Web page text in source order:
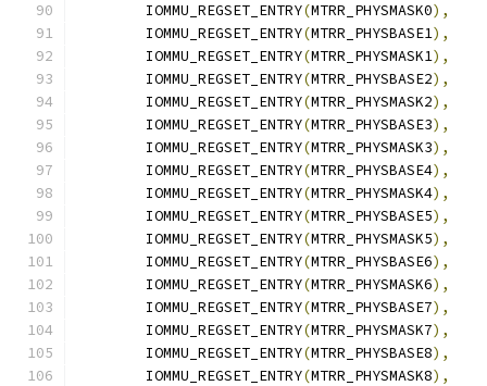
	IOMMU_REGSET_ENTRY
(MTRR_PHYSMASK0),
	IOMMU_REGSET_ENTRY
(MTRR_PHYSBASE1),
	IOMMU_REGSET_ENTRY
(MTRR_PHYSMASK1),
	IOMMU_REGSET_ENTRY
(MTRR_PHYSBASE2),
	IOMMU_REGSET_ENTRY
(MTRR_PHYSMASK2),
	IOMMU_REGSET_ENTRY
(MTRR_PHYSBASE3),
	IOMMU_REGSET_ENTRY
(MTRR_PHYSMASK3),
	IOMMU_REGSET_ENTRY
(MTRR_PHYSBASE4),
	IOMMU_REGSET_ENTRY
(MTRR_PHYSMASK4),
	IOMMU_REGSET_ENTRY
(MTRR_PHYSBASE5),
	IOMMU_REGSET_ENTRY
(MTRR_PHYSMASK5),
	IOMMU_REGSET_ENTRY
(MTRR_PHYSBASE6),
	IOMMU_REGSET_ENTRY
(MTRR_PHYSMASK6),
	IOMMU_REGSET_ENTRY
(MTRR_PHYSBASE7),
	IOMMU_REGSET_ENTRY
(MTRR_PHYSMASK7),
	IOMMU_REGSET_ENTRY
(MTRR_PHYSBASE8),
	IOMMU_REGSET_ENTRY
(MTRR_PHYSMASK8),